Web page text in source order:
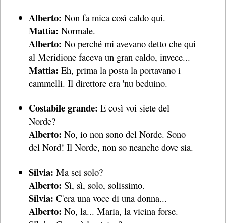
Alberto: Non fa mica così caldo qui.
Mattia: Normale.
Alberto: No perché mi avevano detto che qui
al Meridione faceva un gran caldo, invece...
Mattia: Eh, prima la posta la portavano i
cammelli. Il direttore era 'nu beduino.
Costabile grande:E così voi siete del
Norde?
Alberto: No, io non sono del Norde. Sono
del Nord! Il Norde, non so neanche dove sia.
Silvia: Ma sei solo?
Alberto: Sì, sì, solo, solissimo.
Silvia:C'era una voce di una donna...
Alberto:No, la... Maria, la vicina forse.